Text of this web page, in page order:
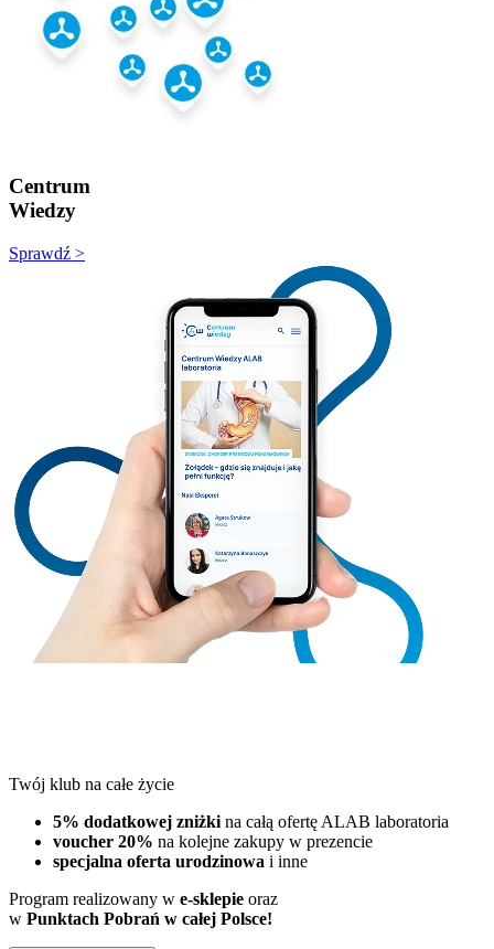
Centrum
Wiedzy
Sprawdź >
Twój klub na całe życie
5% dodatkowej zniżki na całą ofertę ALAB laboratoria
voucher 20% na kolejne zakupy w prezencie
specjalna oferta urodzinowa i inne
Program realizowany w e-sklepie oraz
w Punktach Pobrań w całej Polsce!